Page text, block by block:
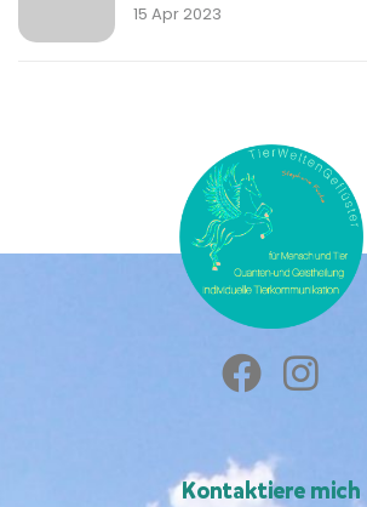
15 Apr 2023
Kontaktiere mich